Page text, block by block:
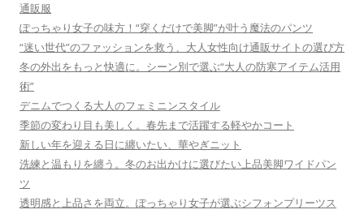
通販服
ぽっちゃり女子の味方！“穿くだけで美脚”が叶う魔法のパンツ
“迷い世代”のファッションを救う、大人女性向け通販サイトの選び方
冬の外出をもっと快適に。シーン別で選ぶ“大人の防寒アイテム活用
術”
デニムでつくる大人のフェミニンスタイル
季節の変わり目も美しく。春先まで活躍する軽やかコート
新しい年を迎える日に纏いたい、華やぎニット
洗練と温もりを纏う。冬のお出かけに選びたい上品美脚ワイドパン
ツ
透明感と上品さを両立。ぽっちゃり女子が選ぶシフォンプリーツス